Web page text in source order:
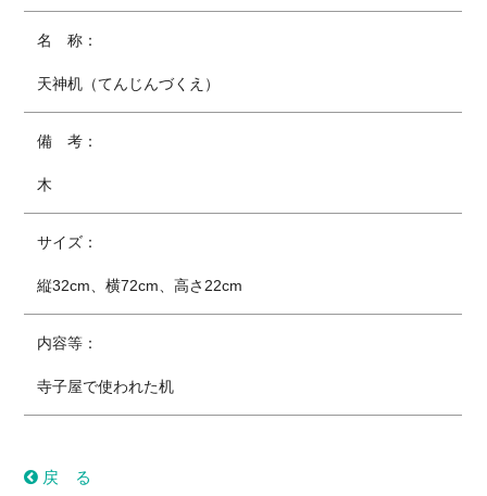
名 称：
天神机（てんじんづくえ）
備 考：
木
サイズ：
縦32cm、横72cm、高さ22cm
内容等：
寺子屋で使われた机
戻 る